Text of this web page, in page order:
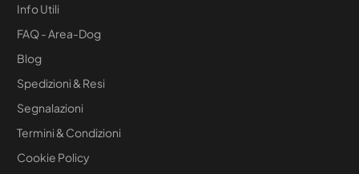
Info Utili
FAQ - Area-Dog
Blog
Spedizioni & Resi
Segnalazioni
Termini & Condizioni
Cookie Policy